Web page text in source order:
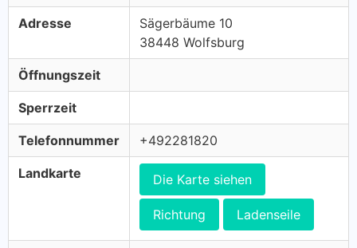
Adresse
Sägerbäume 10
38448 Wolfsburg
Öffnungszeit
Sperrzeit
Telefonnummer +492281820
Landkarte Die Karte siehen
Richtung Ladenseile